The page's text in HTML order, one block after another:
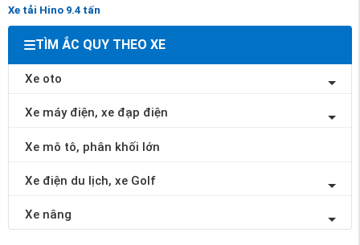
Xe tải Hino 9.4 tấn
TÌM ẮC QUY THEO XE
Xe oto
Xe máy điện, xe đạp điện
Xe mô tô, phân khối lớn
Xe điện du lịch, xe Golf
Xe nâng